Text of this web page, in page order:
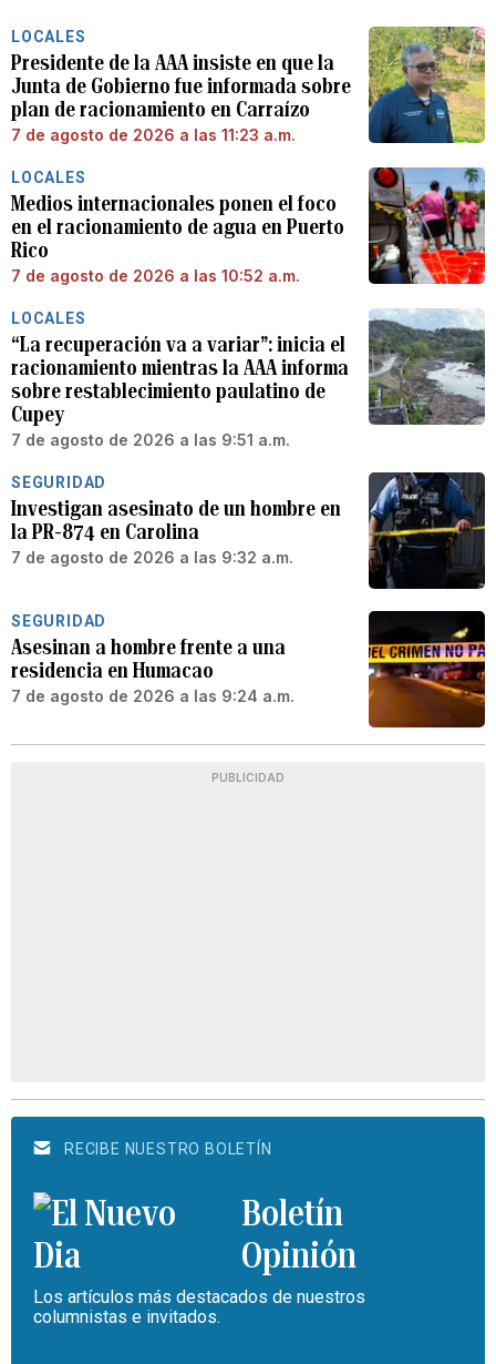
LOCALES
Presidente de la AAA insiste en que la
Junta de Gobierno fue informada sobre
plan de racionamiento en Carraízo
7 de agosto de 2026 a las 11:23 a.m.
LOCALES
Medios internacionales ponen el foco
en el racionamiento de agua en Puerto
Rico
7 de agosto de 2026 a las 10:52 a.m.
LOCALES
“La recuperación va a variar”: inicia el
racionamiento mientras la AAA informa
sobre restablecimiento paulatino de
Cupey
7 de agosto de 2026 a las 9:51 a.m.
SEGURIDAD
Investigan asesinato de un hombre en
la PR-874 en Carolina
7 de agosto de 2026 a las 9:32 a.m.
SEGURIDAD
Asesinan a hombre frente a una
residencia en Humacao
7 de agosto de 2026 a las 9:24 a.m.
PUBLICIDAD
RECIBE NUESTRO BOLETÍN
Boletín
Opinión
Los artículos más destacados de nuestros
columnistas e invitados.